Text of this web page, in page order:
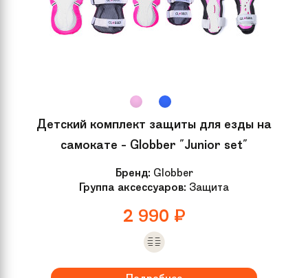
Максимальная
нагрузка
до 100 кг
Обода колес
сплава
Интегрированная с закрытыми
подшипниками
Экстра-широкие рукоятки "вихрь"
(13 см) с пластиковыми
наконечниками
Детский комплект защиты для езды на
самокате - Globber "Junior set"
Бренд: Globber
Группа аксессуаров: Защита
2 990 ₽